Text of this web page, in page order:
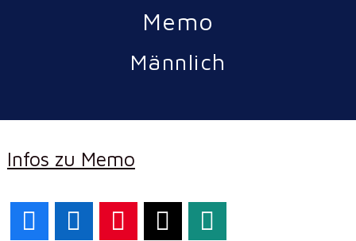
Memo
Männlich
Infos zu Memo